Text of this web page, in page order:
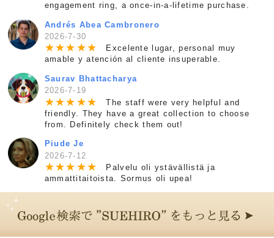
engagement ring, a once-in-a-lifetime purchase.
Andrés Abea Cambronero
2026-7-30
★★★ ★★
Excelente lugar, personal muy
amable y atención al cliente insuperable.
Saurav Bhattacharya
2026-7-19
★★★ ★★
The staff were very helpful and
friendly. They have a great collection to choose
from. Definitely check them out!
Piude Je
2026-7-12
★★★ ★★
Palvelu oli ystävällistä ja
ammattitaitoista. Sormus oli upea!